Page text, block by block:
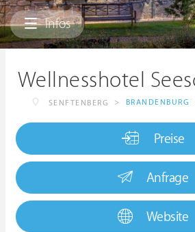
Infos
Wellnesshotel
SENFTENBERG > BRANDENBURG
Preise
Anfrage
Website